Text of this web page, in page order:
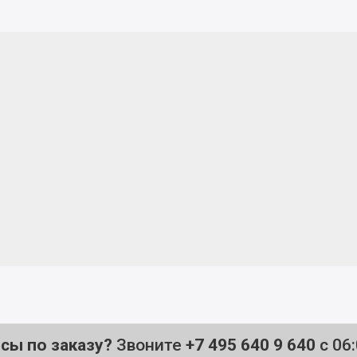
по заказу? Звоните +7 495 640 9 640 с